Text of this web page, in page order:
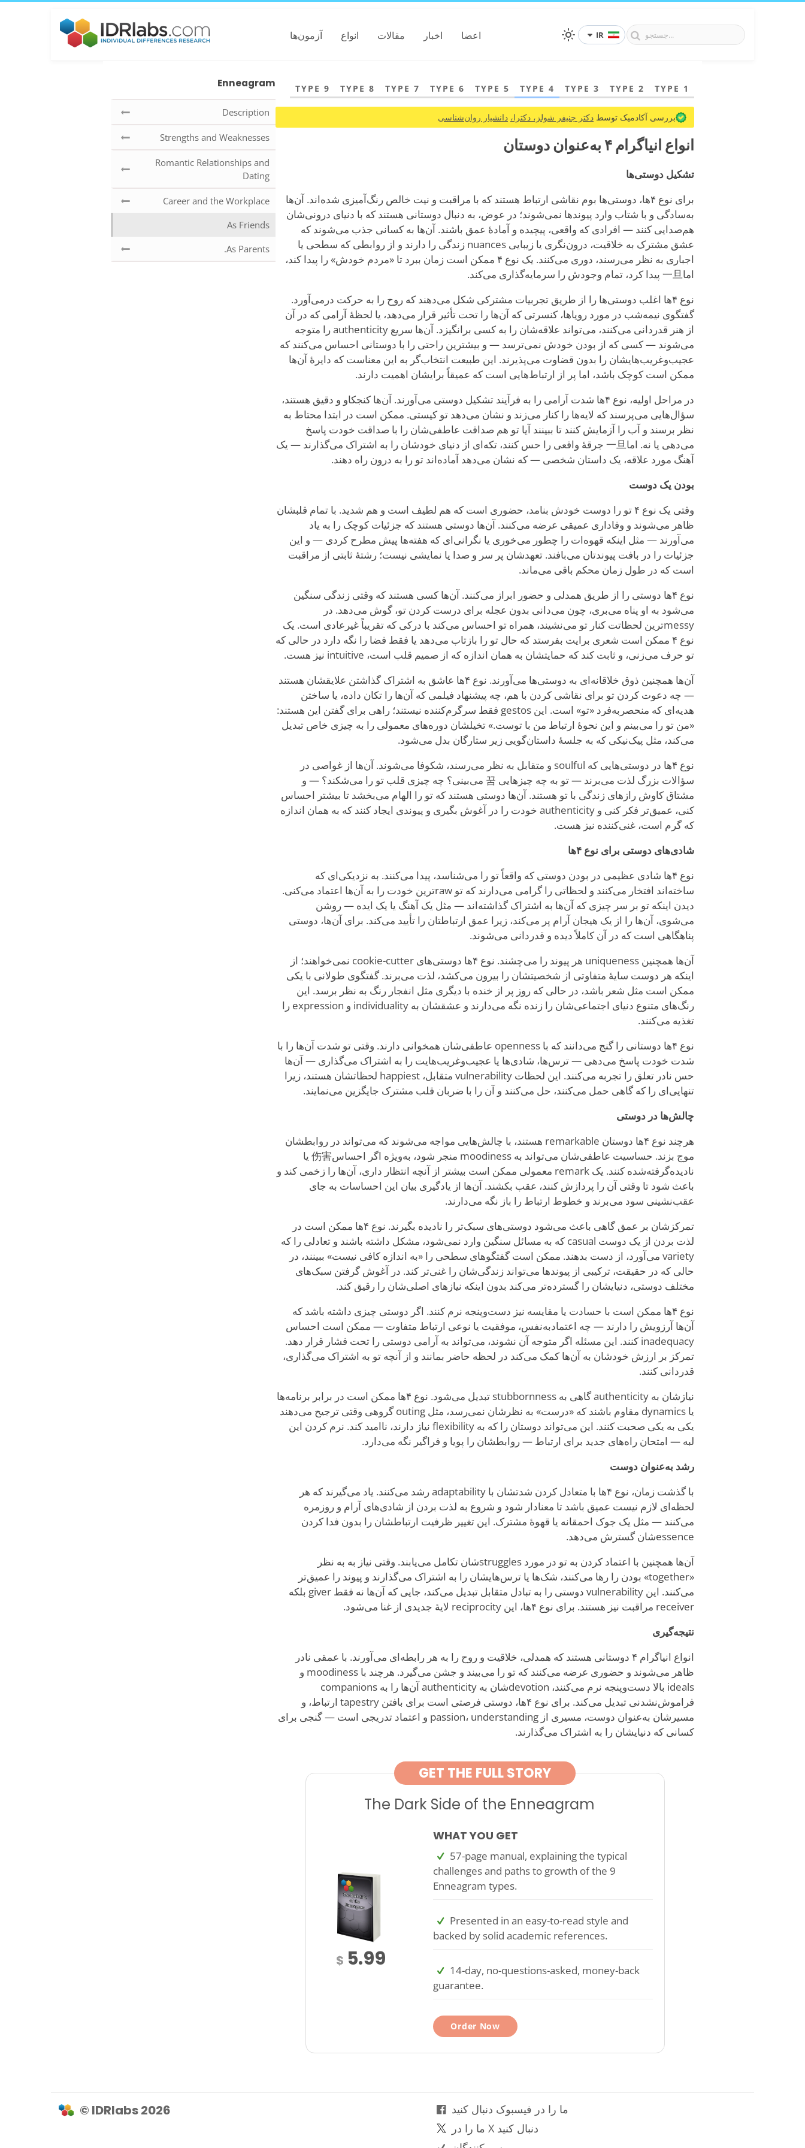
آزمون‌ها انواع مقالات اخبار اعضا IR
Enneagram
Description
Strengths and Weaknesses
Romantic Relationships and
Dating
Career and the Workplace
As Friends
As Parents.
TYPE 1
TYPE 2
TYPE 3
TYPE 4
TYPE 5
TYPE 6
TYPE 7
TYPE 8
TYPE 9
بررسی آکادمیک توسط دکتر جنیفر شولز، دکترا، دانشیار روان‌شناسی
انواع انیاگرام ۴ به‌عنوان دوستان
تشکیل دوستی‌ها
برای نوع ۴ها، دوستی‌ها بوم نقاشی ارتباط هستند که با مراقبت و نیت خالص رنگ‌آمیزی شده‌اند. آن‌ها
به‌سادگی و با شتاب وارد پیوندها نمی‌شوند؛ در عوض، به دنبال دوستانی هستند که با دنیای درونی‌شان
هم‌صدایی کنند — افرادی که واقعی، پیچیده و آمادهٔ عمق باشند. آن‌ها به کسانی جذب می‌شوند که
عشق مشترک به خلاقیت، درون‌نگری یا زیبایی nuances زندگی را دارند و از روابطی که سطحی یا
اجباری به نظر می‌رسند، دوری می‌کنند. یک نوع ۴ ممکن است زمان ببرد تا «مردم خودش» را پیدا کند،
اما一旦 پیدا کرد، تمام وجودش را سرمایه‌گذاری می‌کند.
نوع ۴ها اغلب دوستی‌ها را از طریق تجربیات مشترکی شکل می‌دهند که روح را به حرکت درمی‌آورد.
گفتگوی نیمه‌شب در مورد رویاها، کنسرتی که آن‌ها را تحت تأثیر قرار می‌دهد، یا لحظهٔ آرامی که در آن
از هنر قدردانی می‌کنند، می‌تواند علاقه‌شان را به کسی برانگیزد. آن‌ها سریع authenticity را متوجه
می‌شوند — کسی که از بودن خودش نمی‌ترسد — و بیشترین راحتی را با دوستانی احساس می‌کنند که
عجیب‌وغریب‌هایشان را بدون قضاوت می‌پذیرند. این طبیعت انتخاب‌گر به این معناست که دایرهٔ آن‌ها
ممکن است کوچک باشد، اما پر از ارتباط‌هایی است که عمیقاً برایشان اهمیت دارند.
در مراحل اولیه، نوع ۴ها شدت آرامی را به فرآیند تشکیل دوستی می‌آورند. آن‌ها کنجکاو و دقیق هستند،
سؤال‌هایی می‌پرسند که لایه‌ها را کنار می‌زند و نشان می‌دهد تو کیستی. ممکن است در ابتدا محتاط به
نظر برسند و آب را آزمایش کنند تا ببینند آیا تو هم صداقت عاطفی‌شان را با صداقت خودت پاسخ
می‌دهی یا نه. اما一旦 جرقهٔ واقعی را حس کنند، تکه‌ای از دنیای خودشان را به اشتراک می‌گذارند — یک
آهنگ مورد علاقه، یک داستان شخصی — که نشان می‌دهد آماده‌اند تو را به درون راه دهند.
بودن یک دوست
وقتی یک نوع ۴ تو را دوست خودش بنامد، حضوری است که هم لطیف است و هم شدید. با تمام قلبشان
ظاهر می‌شوند و وفاداری عمیقی عرضه می‌کنند. آن‌ها دوستی هستند که جزئیات کوچک را به یاد
می‌آورند — مثل اینکه قهوه‌ات را چطور می‌خوری یا نگرانی‌ای که هفته‌ها پیش مطرح کردی — و این
جزئیات را در بافت پیوندتان می‌بافند. تعهدشان پر سر و صدا یا نمایشی نیست؛ رشتهٔ ثابتی از مراقبت
است که در طول زمان محکم باقی می‌ماند.
نوع ۴ها دوستی را از طریق همدلی و حضور ابراز می‌کنند. آن‌ها کسی هستند که وقتی زندگی سنگین
می‌شود به او پناه می‌بری، چون می‌دانی بدون عجله برای درست کردن تو، گوش می‌دهد. در
messyترین لحظاتت کنار تو می‌نشیند، همراه تو احساس می‌کند با درکی که تقریباً غیرعادی است. یک
نوع ۴ ممکن است شعری برایت بفرستد که حال تو را بازتاب می‌دهد یا فقط فضا را نگه دارد در حالی که
تو حرف می‌زنی، و ثابت کند که حمایتشان به همان اندازه که از صمیم قلب است، intuitive نیز هست.
آن‌ها همچنین ذوق خلاقانه‌ای به دوستی‌ها می‌آورند. نوع ۴ها عاشق به اشتراک گذاشتن علایقشان هستند
— چه دعوت کردن تو برای نقاشی کردن با هم، چه پیشنهاد فیلمی که آن‌ها را تکان داده، یا ساختن
هدیه‌ای که منحصربه‌فرد «تو» است. این gestos فقط سرگرم‌کننده نیستند؛ راهی برای گفتن این هستند:
«من تو را می‌بینم و این نحوهٔ ارتباط من با توست.» تخیلشان دوره‌های معمولی را به چیزی خاص تبدیل
می‌کند، مثل پیک‌نیکی که به جلسهٔ داستان‌گویی زیر ستارگان بدل می‌شود.
نوع ۴ها در دوستی‌هایی که soulful و متقابل به نظر می‌رسند، شکوفا می‌شوند. آن‌ها از غواصی در
سؤالات بزرگ لذت می‌برند — تو به چه چیزهایی 꿈 می‌بینی؟ چه چیزی قلب تو را می‌شکند؟ — و
مشتاق کاوش رازهای زندگی با تو هستند. آن‌ها دوستی هستند که تو را الهام می‌بخشد تا بیشتر احساس
کنی، عمیق‌تر فکر کنی و authenticity خودت را در آغوش بگیری و پیوندی ایجاد کنند که به همان اندازه
که گرم است، غنی‌کننده نیز هست.
شادی‌های دوستی برای نوع ۴ها
نوع ۴ها شادی عظیمی در بودن دوستی که واقعاً تو را می‌شناسد، پیدا می‌کنند. به نزدیکی‌ای که
ساخته‌اند افتخار می‌کنند و لحظاتی را گرامی می‌دارند که تو rawترین خودت را به آن‌ها اعتماد می‌کنی.
دیدن اینکه تو بر سر چیزی که آن‌ها به اشتراک گذاشته‌اند — مثل یک آهنگ یا یک ایده — روشن
می‌شوی، آن‌ها را از یک هیجان آرام پر می‌کند، زیرا عمق ارتباطتان را تأیید می‌کند. برای آن‌ها، دوستی
پناهگاهی است که در آن کاملاً دیده و قدردانی می‌شوند.
آن‌ها همچنین uniqueness هر پیوند را می‌چشند. نوع ۴ها دوستی‌های cookie-cutter نمی‌خواهند؛ از
اینکه هر دوست سایهٔ متفاوتی از شخصیتشان را بیرون می‌کشد، لذت می‌برند. گفتگوی طولانی با یکی
ممکن است مثل شعر باشد، در حالی که روز پر از خنده با دیگری مثل انفجار رنگ به نظر برسد. این
رنگ‌های متنوع دنیای اجتماعی‌شان را زنده نگه می‌دارند و عشقشان به individuality و expression را
تغذیه می‌کنند.
نوع ۴ها دوستانی را گنج می‌دانند که با openness عاطفی‌شان همخوانی دارند. وقتی تو شدت آن‌ها را با
شدت خودت پاسخ می‌دهی — ترس‌ها، شادی‌ها یا عجیب‌وغریب‌هایت را به اشتراک می‌گذاری — آن‌ها
حس نادر تعلق را تجربه می‌کنند. این لحظات vulnerability متقابل، happiest لحظاتشان هستند، زیرا
تنهایی‌ای را که گاهی حمل می‌کنند، حل می‌کنند و آن را با ضربان قلب مشترک جایگزین می‌نمایند.
چالش‌ها در دوستی
هرچند نوع ۴ها دوستان remarkable هستند، با چالش‌هایی مواجه می‌شوند که می‌تواند در روابطشان
موج بزند. حساسیت عاطفی‌شان می‌تواند به moodiness منجر شود، به‌ویژه اگر احساس伤害 یا
نادیده‌گرفته‌شده کنند. یک remark معمولی ممکن است بیشتر از آنچه انتظار داری، آن‌ها را زخمی کند و
باعث شود تا وقتی آن را پردازش کنند، عقب بکشند. آن‌ها از یادگیری بیان این احساسات به جای
عقب‌نشینی سود می‌برند و خطوط ارتباط را باز نگه می‌دارند.
تمرکزشان بر عمق گاهی باعث می‌شود دوستی‌های سبک‌تر را نادیده بگیرند. نوع ۴ها ممکن است در
لذت بردن از یک دوست casual که به مسائل سنگین وارد نمی‌شود، مشکل داشته باشند و تعادلی را که
variety می‌آورد، از دست بدهند. ممکن است گفتگوهای سطحی را «به اندازه کافی نیست» ببینند، در
حالی که در حقیقت، ترکیبی از پیوندها می‌تواند زندگی‌شان را غنی‌تر کند. در آغوش گرفتن سبک‌های
مختلف دوستی، دنیایشان را گسترده‌تر می‌کند بدون اینکه نیازهای اصلی‌شان را رقیق کند.
نوع ۴ها ممکن است با حسادت یا مقایسه نیز دست‌وپنجه نرم کنند. اگر دوستی چیزی داشته باشد که
آن‌ها آرزویش را دارند — چه اعتمادبه‌نفس، موفقیت یا نوعی ارتباط متفاوت — ممکن است احساس
inadequacy کنند. این مسئله اگر متوجه آن نشوند، می‌تواند به آرامی دوستی را تحت فشار قرار دهد.
تمرکز بر ارزش خودشان به آن‌ها کمک می‌کند در لحظه حاضر بمانند و از آنچه تو به اشتراک می‌گذاری،
قدردانی کنند.
نیازشان به authenticity گاهی به stubbornness تبدیل می‌شود. نوع ۴ها ممکن است در برابر برنامه‌ها
یا dynamics مقاوم باشند که «درست» به نظرشان نمی‌رسد، مثل outing گروهی وقتی ترجیح می‌دهند
یکی به یکی صحبت کنند. این می‌تواند دوستان را که به flexibility نیاز دارند، ناامید کند. نرم کردن این
لبه — امتحان راه‌های جدید برای ارتباط — روابطشان را پویا و فراگیر نگه می‌دارد.
رشد به‌عنوان دوست
با گذشت زمان، نوع ۴ها با متعادل کردن شدتشان با adaptability رشد می‌کنند. یاد می‌گیرند که هر
لحظه‌ای لازم نیست عمیق باشد تا معنادار شود و شروع به لذت بردن از شادی‌های آرام و روزمره
می‌کنند — مثل یک جوک احمقانه یا قهوهٔ مشترک. این تغییر ظرفیت ارتباطشان را بدون فدا کردن
essenceشان گسترش می‌دهد.
آن‌ها همچنین با اعتماد کردن به تو در مورد strugglesشان تکامل می‌یابند. وقتی نیاز به به نظر
«together» بودن را رها می‌کنند، شک‌ها یا ترس‌هایشان را به اشتراک می‌گذارند و پیوند را عمیق‌تر
می‌کنند. این vulnerability دوستی را به تبادل متقابل تبدیل می‌کند، جایی که آن‌ها نه فقط giver بلکه
receiver مراقبت نیز هستند. برای نوع ۴ها، این reciprocity لایهٔ جدیدی از غنا می‌شود.
نتیجه‌گیری
انواع انیاگرام ۴ دوستانی هستند که همدلی، خلاقیت و روح را به هر رابطه‌ای می‌آورند. با عمقی نادر
ظاهر می‌شوند و حضوری عرضه می‌کنند که تو را می‌بیند و جشن می‌گیرد. هرچند با moodiness و
ideals بالا دست‌وپنجه نرم می‌کنند، devotionشان به authenticity آن‌ها را به companions
فراموش‌نشدنی تبدیل می‌کند. برای نوع ۴ها، دوستی فرصتی است برای بافتن tapestry ارتباط، و
مسیرشان به‌عنوان دوست، مسیری از passion، understanding و اعتماد تدریجی است — گنجی برای
کسانی که دنیایشان را به اشتراک می‌گذارند.
GET THE FULL STORY
The Dark Side of the Enneagram
$ 5.99
WHAT YOU GET
57-page manual, explaining the typical
challenges and paths to growth of the 9
Enneagram types.
Presented in an easy-to-read style and
backed by solid academic references.
14-day, no-questions-asked, money-back
guarantee.
Order Now
© IDRlabs 2026
ما را در فیسبوک دنبال کنید
ما را در X دنبال کنید